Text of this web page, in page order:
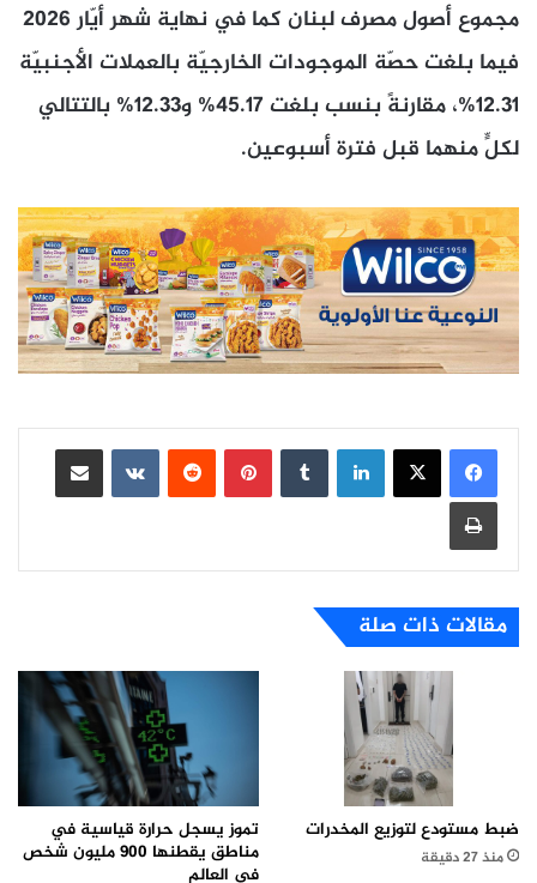
مجموع أصول مصرف لبنان كما في نهاية شهر أيّار 2026
فيما بلغت حصّة الموجودات الخارجيّة بالعملات الأجنبيّة
12.31%، مقارنةً بنسب بلغت 45.17% و12.33% بالتتالي
لكلٍّ منهما قبل فترة أسبوعين.
لينكدإن بينتيريست
مشاركة عبر البريد
طباعة
مقالات ذات صلة
ضبط مستودع لتوزيع المخدرات
منذ 27 دقيقة
تموز يسجل حرارة قياسية في
مناطق يقطنها 900 مليون شخص
في العالم